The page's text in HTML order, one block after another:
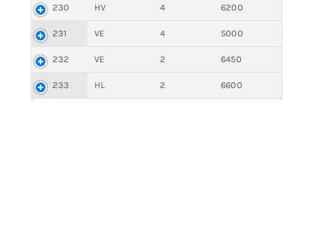
230 HV 4 6200
231 VE 4 5000
232 VE 2 6450
233 HL 2 6600